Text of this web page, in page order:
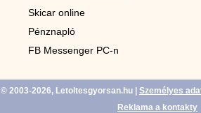
Skicar online
Pénznapló
FB Messenger PC-n
© 2003-2026, Letoltesgyorsan.hu
Személyes
Reklama a kontakty